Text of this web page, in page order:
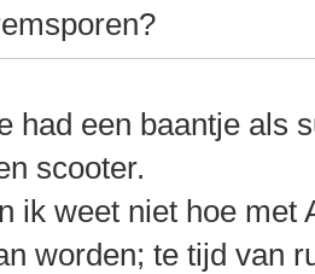
had een baantje als
scooter.
ik weet niet hoe met
worden; te tijd van